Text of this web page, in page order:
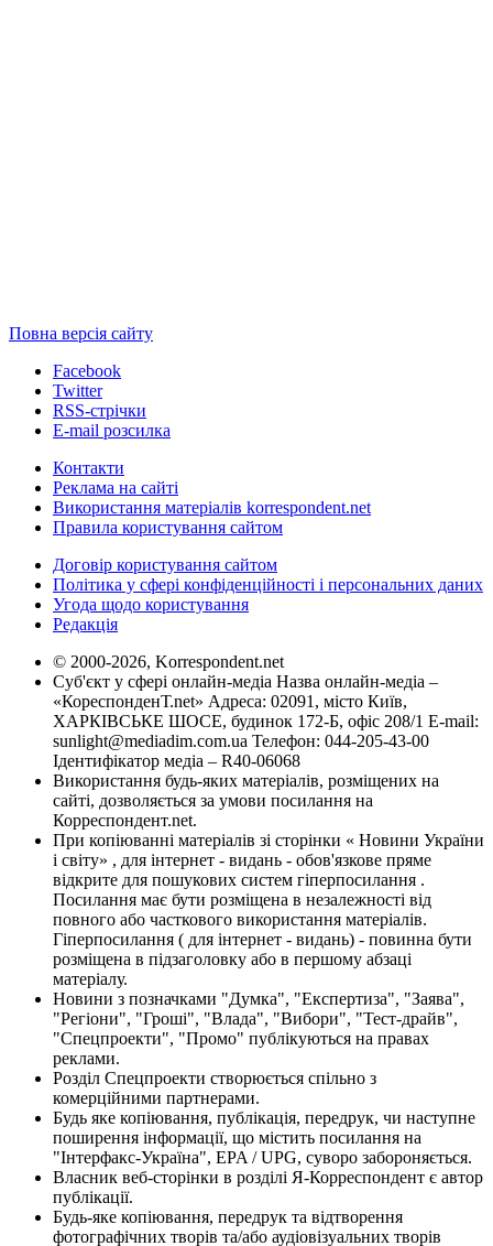
Повна версія сайту
Facebook
Twitter
RSS-стрічки
E-mail розсилка
Контакти
Реклама на сайті
Використання матеріалів korrespondent.net
Правила користування сайтом
Договір користування сайтом
Політика у сфері конфіденційності і персональних даних
Угода щодо користування
Редакція
© 2000-2026, Korrespondent.net
Суб'єкт у сфері онлайн-медіа Назва онлайн-медіа –
«КореспонденТ.net» Адреса: 02091, місто Київ,
ХАРКІВСЬКЕ ШОСЕ, будинок 172-Б, офіс 208/1 E-mail:
sunlight@mediadim.com.ua Телефон: 044-205-43-00
Ідентифікатор медіа – R40-06068
Використання будь-яких матеріалів, розміщених на
сайті, дозволяється за умови посилання на
Корреспондент.net.
При копіюванні матеріалів зі сторінки « Новини України
і світу» , для інтернет - видань - обов'язкове пряме
відкрите для пошукових систем гіперпосилання .
Посилання має бути розміщена в незалежності від
повного або часткового використання матеріалів.
Гіперпосилання ( для інтернет - видань) - повинна бути
розміщена в підзаголовку або в першому абзаці
матеріалу.
Новини з позначками "Думка", "Експертиза", "Заява",
"Регіони", "Гроші", "Влада", "Вибори", "Тест-драйв",
"Спецпроекти", "Промо" публікуються на правах
реклами.
Розділ Спецпроекти створюється спільно з
комерційними партнерами.
Будь яке копіювання, публікація, передрук, чи наступне
поширення інформації, що містить посилання на
"Інтерфакс-Україна", EPA / UPG, суворо забороняється.
Власник веб-сторінки в розділі Я-Корреспондент є автор
публікації.
Будь-яке копіювання, передрук та відтворення
фотографічних творів та/або аудіовізуальних творів